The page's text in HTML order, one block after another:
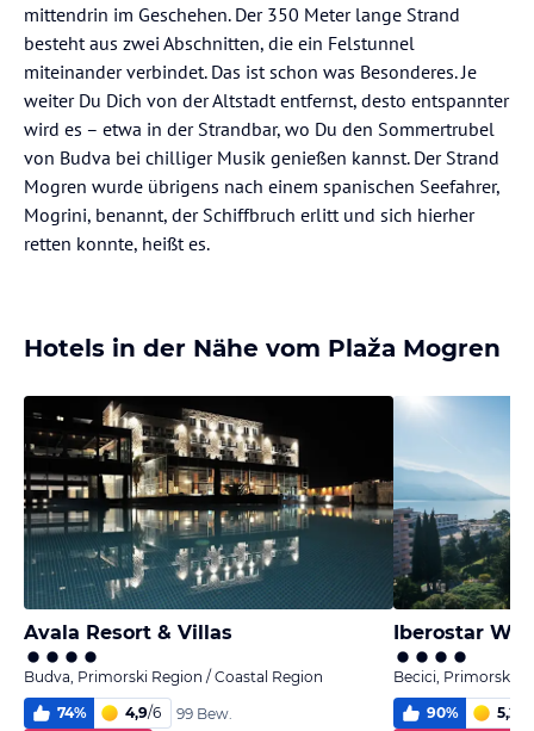
mittendrin im Geschehen. Der 350 Meter lange Strand
besteht aus zwei Abschnitten, die ein Felstunnel
miteinander verbindet. Das ist schon was Besonderes. Je
weiter Du Dich von der Altstadt entfernst, desto entspannter
wird es – etwa in der Strandbar, wo Du den Sommertrubel
von Budva bei chilliger Musik genießen kannst. Der Strand
Mogren wurde übrigens nach einem spanischen Seefahrer,
Mogrini, benannt, der Schiffbruch erlitt und sich hierher
retten konnte, heißt es.
Hotels in der Nähe vom Plaža Mogren
Avala Resort & Villas
Budva, Primorski Region / Coastal Region
74% 4,9/6
99 Bew.
Iberostar
Becici, Primorski
90% 5,2